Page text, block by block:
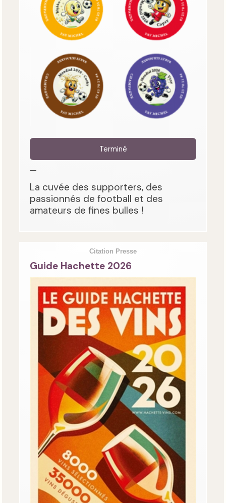
Terminé
—
La cuvée des supporters, des
passionnés de football et des
amateurs de fines bulles !
Citation Presse
Guide Hachette 2026